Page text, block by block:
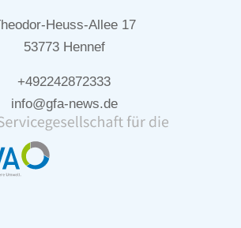
Heuss-Allee 17
53773 Hennef
+492242872333
info@gfa-news.de